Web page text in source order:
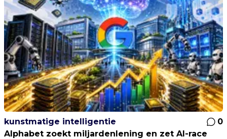
kunstmatige intelligentie
0
Alphabet zoekt miljardenlening en zet AI-race